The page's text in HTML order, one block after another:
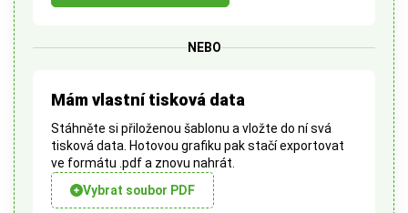
NEBO
Mám vlastní tisková data
Stáhněte si přiloženou šablonu a vložte do ní svá
tisková data. Hotovou grafiku pak stačí exportovat
ve formátu .pdf a znovu nahrát.
Vybrat soubor PDF